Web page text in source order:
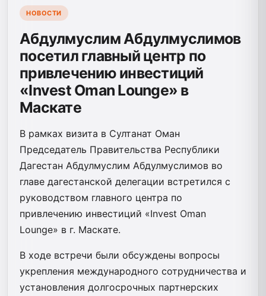
НОВОСТИ
Абдулмуслим Абдулмуслимов
посетил главный центр по
привлечению инвестиций
«Invest Oman Lounge» в
Маскате
В рамках визита в Султанат Оман
Председатель Правительства Республики
Дагестан Абдулмуслим Абдулмуслимов во
главе дагестанской делегации встретился с
руководством главного центра по
привлечению инвестиций «Invest Oman
Lounge» в г. Маскате.
В ходе встречи были обсуждены вопросы
укрепления международного сотрудничества и
установления долгосрочных партнерских